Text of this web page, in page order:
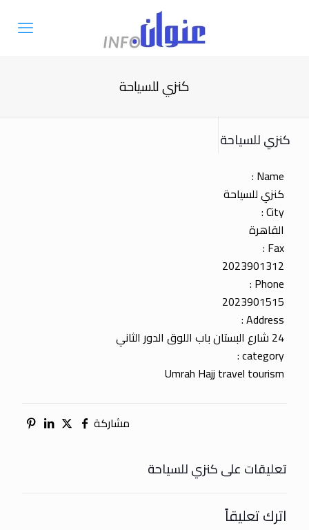
كنزي للسياحة
كنزي للسياحة
Name :
كنزي للسياحة
City :
القاهرة
Fax :
2023901312
Phone :
2023901515
Address :
24 شارع البستان باب اللوق الدور الثاني
category :
Umrah Hajj travel tourism
مشاركة
تعليقات على كنزي للسياحة
اترك تعليقاً